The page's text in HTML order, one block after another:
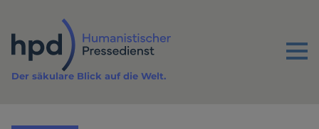
Inhalt
Menu
Der säkulare Blick auf die Welt.